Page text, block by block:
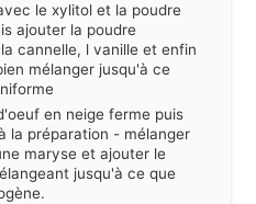
le xylitol et la poudre
ajouter la poudre
cannelle, l vanille et enfin
mélanger jusqu'à ce
en neige ferme puis
la préparation - mélanger
maryse et ajouter le
jusqu'à ce que